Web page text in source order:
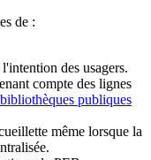
de :
des usagers.
compte des lignes
publiques
même lorsque la